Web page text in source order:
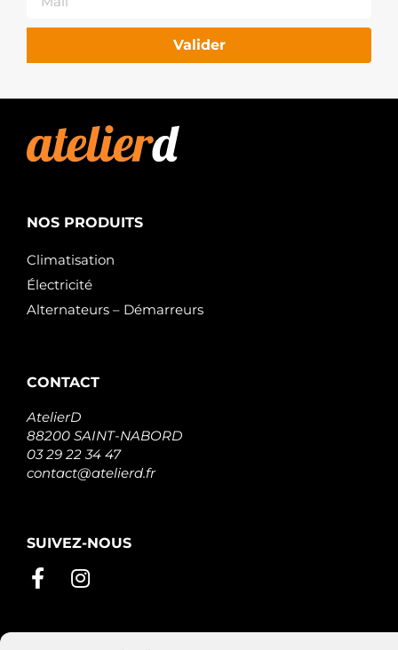
Valider
NOS PRODUITS
Climatisation
Électricité
Alternateurs – Démarreurs
CONTACT
AtelierD
88200 SAINT-NABORD
03 29 22 34 47
contact@atelierd.fr
SUIVEZ-NOUS